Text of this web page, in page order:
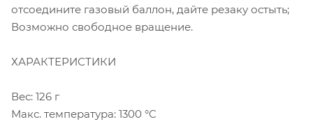
отсоедините газовый баллон, дайте резаку остыть;
Возможно свободное вращение.
ХАРАКТЕРИСТИКИ
Вес: 126 г
Макс. температура: 1300 °C